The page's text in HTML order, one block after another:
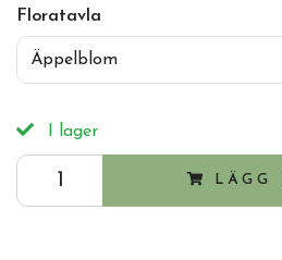
Floratavla
Äppelblom
I lager
LÄGG